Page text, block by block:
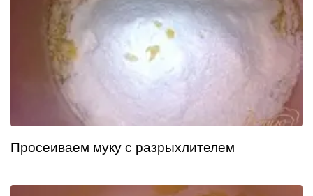
Просеиваем муку с разрыхлителем